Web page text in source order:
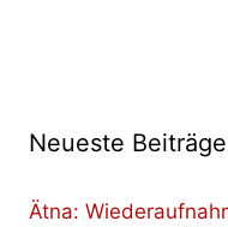
Neueste Beiträge
Ätna: